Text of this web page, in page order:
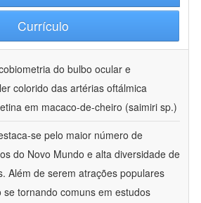
Currículo
do bulbo ocular e
colorido das artérias oftálmica
em macaco-de-cheiro (saimiri sp.)
se pelo maior número de
do Novo Mundo e alta diversidade de
Além de serem atrações populares
tornando comuns em estudos